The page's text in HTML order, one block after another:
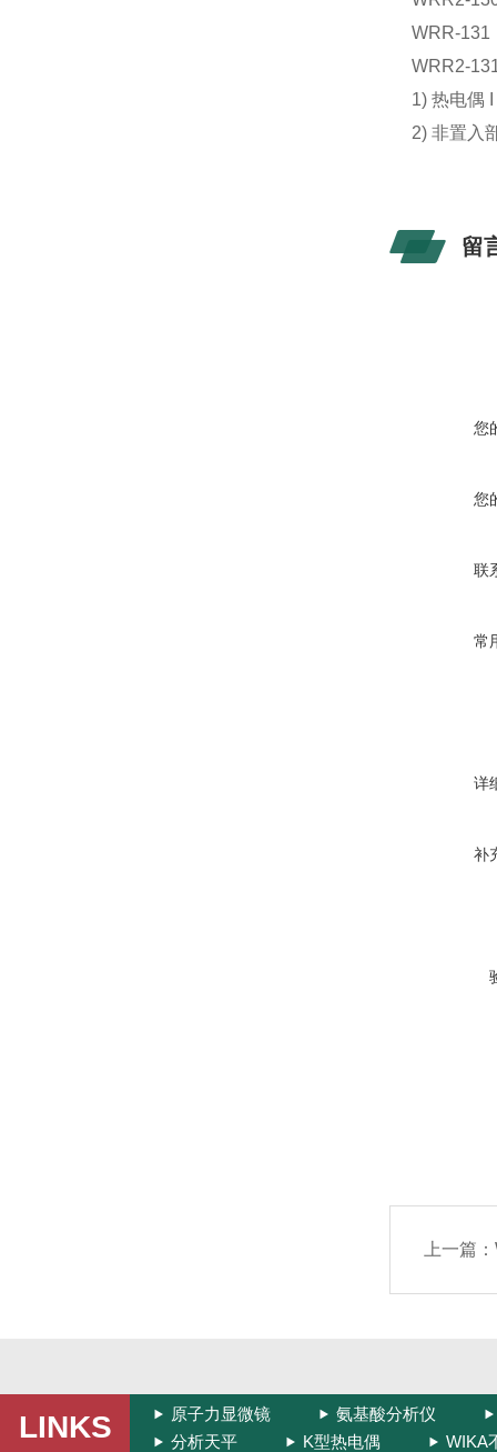
WRR-131
WRR2-
1) 热电偶
2) 非置入
留
您
您
联
常
详
补
上一篇：
LINKS 原子力显微镜
氨基酸分析仪
分析天平
K型热电偶 WIKA